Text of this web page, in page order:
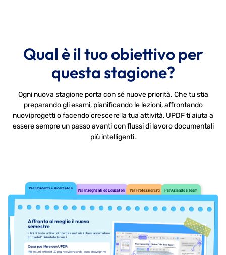
Qual è il tuo obiettivo per
questa stagione?
Ogni nuova stagione porta con sé nuove priorità. Che tu stia
preparando gli esami, pianificando le lezioni, affrontando
nuoviprogetti o facendo crescere la tua attività, UPDF ti aiuta a
essere sempre un passo avanti con flussi di lavoro documentali
più intelligenti.
Per Studenti e Ricercatori Per Insegnanti ed Educatori Per Professionisti Per Aziende e Team
Affronta al meglio il nuovo
semestre
Libri di testo, articoli di ricerca e materiali che si accumulano
prima dell'inizio delle lezioni?
Cosa puoi fare con UPDF:
Riassumi articoli di 30 pagine evidenziando i punti chiave prima